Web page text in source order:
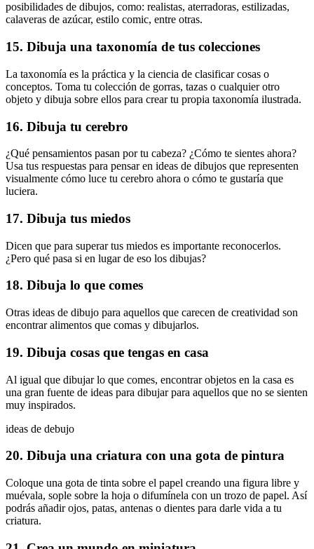
posibilidades de dibujos, como: realistas, aterradoras, estilizadas,
calaveras de azúcar, estilo comic, entre otras.
15. Dibuja una taxonomía de tus colecciones
La taxonomía es la práctica y la ciencia de clasificar cosas o
conceptos. Toma tu colección de gorras, tazas o cualquier otro
objeto y dibuja sobre ellos para crear tu propia taxonomía ilustrada.
16. Dibuja tu cerebro
¿Qué pensamientos pasan por tu cabeza? ¿Cómo te sientes ahora?
Usa tus respuestas para pensar en ideas de dibujos que representen
visualmente cómo luce tu cerebro ahora o cómo te gustaría que
luciera.
17. Dibuja tus miedos
Dicen que para superar tus miedos es importante reconocerlos.
¿Pero qué pasa si en lugar de eso los dibujas?
18. Dibuja lo que comes
Otras ideas de dibujo para aquellos que carecen de creatividad son
encontrar alimentos que comas y dibujarlos.
19. Dibuja cosas que tengas en casa
Al igual que dibujar lo que comes, encontrar objetos en la casa es
una gran fuente de ideas para dibujar para aquellos que no se sienten
muy inspirados.
ideas de debujo
20. Dibuja una criatura con una gota de pintura
Coloque una gota de tinta sobre el papel creando una figura libre y
muévala, sople sobre la hoja o difumínela con un trozo de papel. Así
podrás añadir ojos, patas, antenas o dientes para darle vida a tu
criatura.